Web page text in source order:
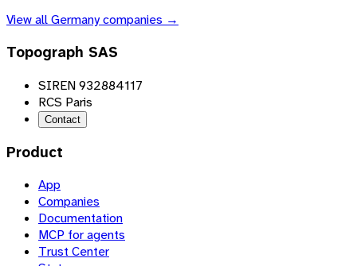
View allGermanycompanies →
Topograph SAS
SIREN 932884117
RCS Paris
Contact
Product
App
Companies
Documentation
MCP for agents
Trust Center